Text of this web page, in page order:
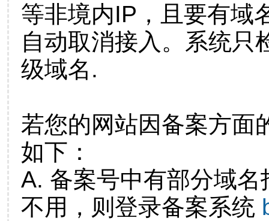
等非境内IP，且要有域
自动取消接入。系统只
级域名.
若您的网站因备案方面
如下：
A. 备案号中有部分域
不用，则登录备案系统